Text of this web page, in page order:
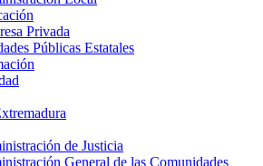
Privada
Públicas Estatales
de Justicia
General de las Comunidades